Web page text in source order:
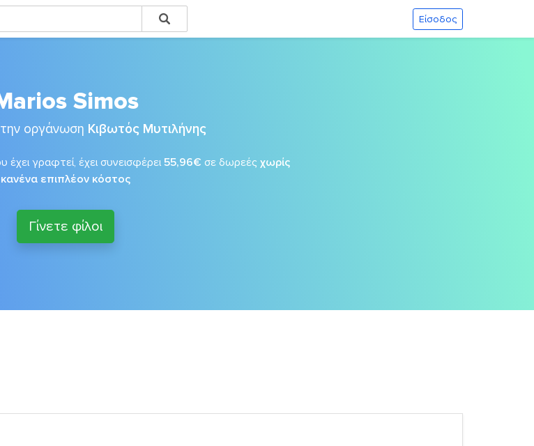
Είσοδος
Simos
την οργάνωση Κιβωτός Μυτιλήνης
γραφτεί, έχει συνεισφέρει 55,96€ σε δωρεές χωρίς
κανένα επιπλέον κόστος
Γίνετε φίλοι